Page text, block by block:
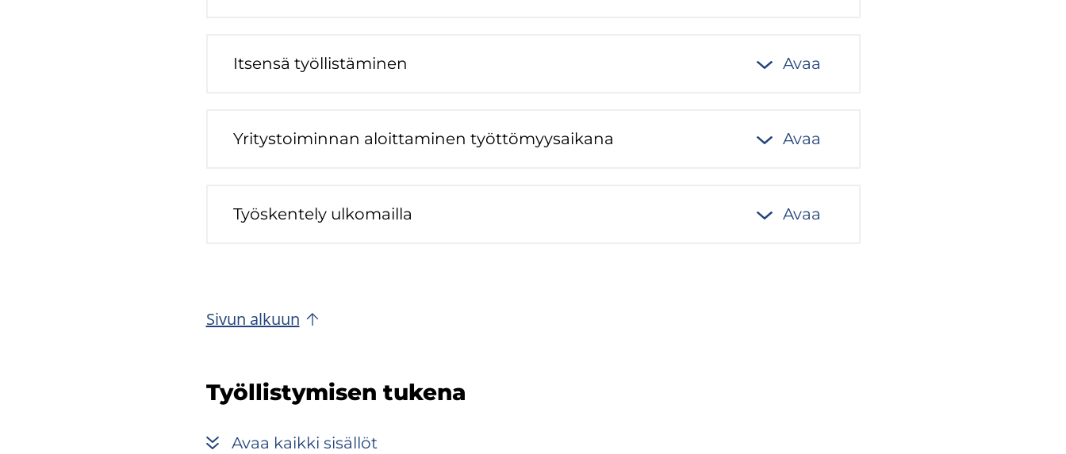
It­sen­sä työl­lis­tä­mi­nen Avaa
Yri­tys­toi­min­nan aloit­ta­mi­nen työt­tö­myy­sai­ka­na Avaa
Työs­ken­te­ly ul­ko­mail­la Avaa
Sivun al­kuun
Työl­lis­ty­mi­sen tu­ke­na
Avaa kaik­ki si­säl­löt